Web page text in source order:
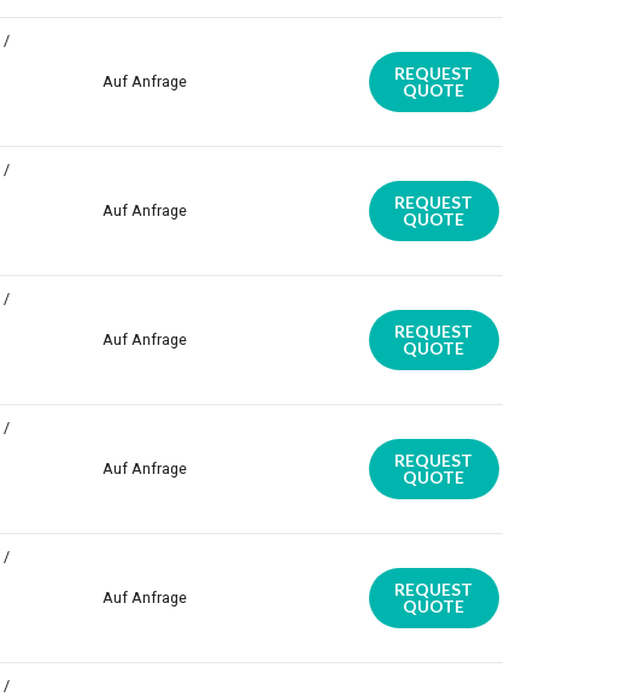
/
Auf Anfrage
REQUEST
QUOTE
/
Auf Anfrage
REQUEST
QUOTE
/
Auf Anfrage
REQUEST
QUOTE
/
Auf Anfrage
REQUEST
QUOTE
/
Auf Anfrage
REQUEST
QUOTE
/